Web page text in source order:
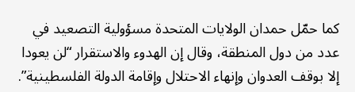
كما حمّل حمدان الولايات المتحدة مسؤولية التصعيد في
عدد من دول المنطقة، وقال إن الهدوء والاستقرار “لن يعودا
إلا بوقف العدوان وإنهاء الاحتلال وإقامة الدولة الفلسطينية”.